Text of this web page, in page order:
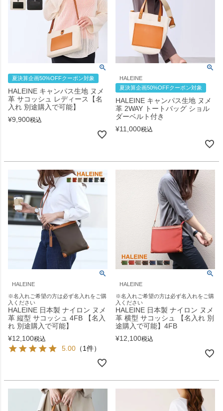
夏決算企画50%OFFクーポン対象
HALEINE キャンパス生地 ヌメ
革 サコッシュ レディース【名
入れ 別途購入で可能】
¥9,900税込
HALEINE
夏決算企画50%OFFクーポン対象
HALEINE キャンパス生地 ヌメ
革 2WAY トートバッグ ショル
ダーベルト付き
¥11,000税込
HALEINE
※名入れご希望の方は必ず名入れをご購
入ください
HALEINE 日本製 ナイロン ヌメ
革 縦型 サコッシュ 4FB 【名入
れ 別途購入で可能】
¥12,100税込
5.00 （1件）
HALEINE
※名入れご希望の方は必ず名入れをご購
入ください
HALEINE 日本製 ナイロン ヌメ
革 横型 サコッシュ 【名入れ 別
途購入で可能】4FB
¥12,100税込